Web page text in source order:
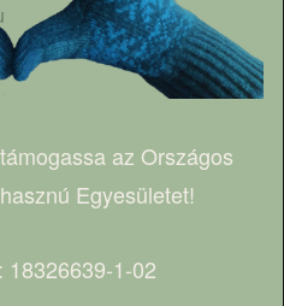
az Országos
Egyesületet!
18326639-1-02